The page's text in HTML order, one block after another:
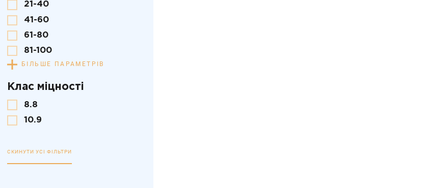
21-40
41-60
61-80
81-100
БІЛЬШЕ ПАРАМЕТРІВ
Клас міцності
8.8
10.9
СКИНУТИ УСІ ФІЛЬТРИ